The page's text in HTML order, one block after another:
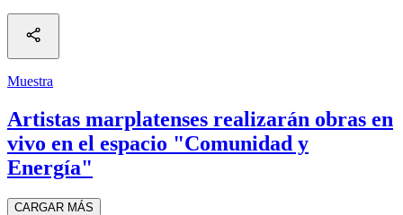
Muestra
Artistas marplatenses realizarán obras en
vivo en el espacio "Comunidad y
Energía"
CARGAR MÁS